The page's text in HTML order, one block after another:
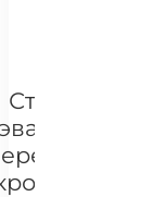
+
Стоимость
и